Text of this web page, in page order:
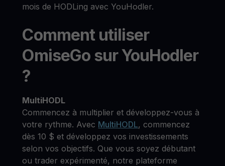
mois de HODLing avec YouHodler.
Comment utiliser
OmiseGo sur YouHodler
?
MultiHODL
Commencez à multiplier et développez-vous à
votre rythme. Avec MultiHODL, commencez
dès 10 $ et développez vos investissements
selon vos objectifs. Que vous soyez débutant
ou trader expérimenté, notre plateforme